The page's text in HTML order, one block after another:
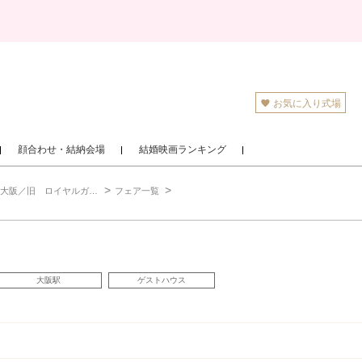
お気に入り式場
顔合わせ・結納会場 結婚映画ランキング
ヤルガーデン大阪梅田） フェア一覧
大阪駅 ゲストハウス